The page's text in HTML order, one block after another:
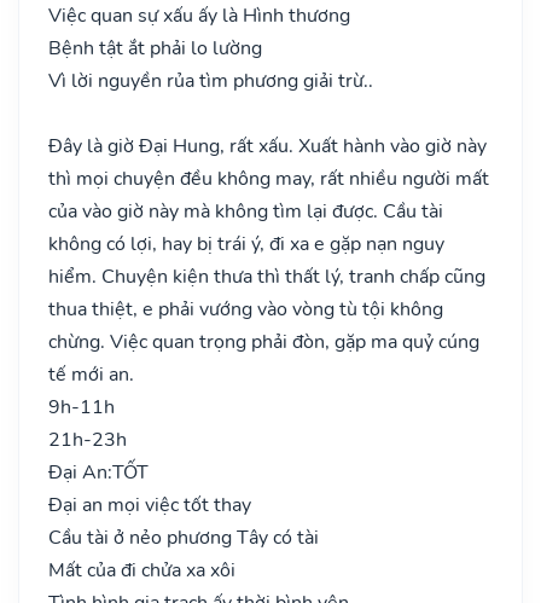
Việc quan sự xấu ấy là Hình thương
Bệnh tật ắt phải lo lường
Vì lời nguyền rủa tìm phương giải trừ..
Đây là giờ Đại Hung, rất xấu. Xuất hành vào giờ này
thì mọi chuyện đều không may, rất nhiều người mất
của vào giờ này mà không tìm lại được. Cầu tài
không có lợi, hay bị trái ý, đi xa e gặp nạn nguy
hiểm. Chuyện kiện thưa thì thất lý, tranh chấp cũng
thua thiệt, e phải vướng vào vòng tù tội không
chừng. Việc quan trọng phải đòn, gặp ma quỷ cúng
tế mới an.
9h-11h
21h-23h
Đại An:TỐT
Đại an mọi việc tốt thay
Cầu tài ở nẻo phương Tây có tài
Mất của đi chửa xa xôi